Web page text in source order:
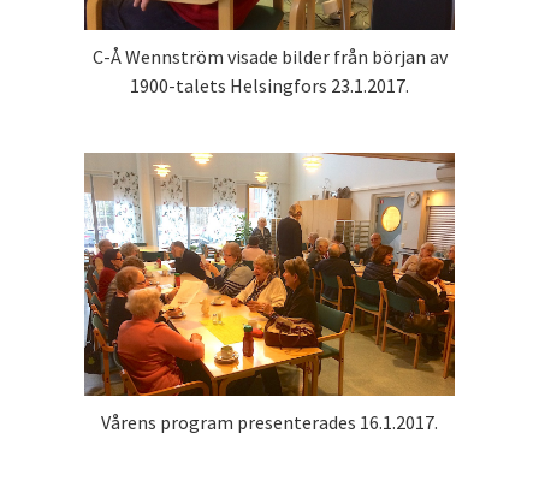
C-Å Wennström visade bilder från början av
1900-talets Helsingfors 23.1.2017.
Vårens program presenterades 16.1.2017.